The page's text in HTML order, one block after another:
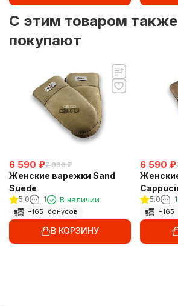
C этим товаром также
покупают
6 590 ₽7 990 ₽
Женские варежки Sand
Suede
5.0 1 В наличии
+165 бонусов
В КОРЗИНУ
6 590 ₽
5.0 1
+165